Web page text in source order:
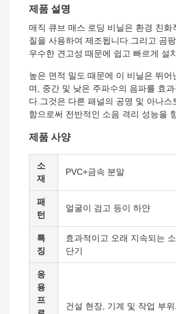
제품 설명
매직 큐브 매스 로딩 비닐은 환경 친화
질을 사용하여 제조됩니다.그리고 곰
우수한 견고성 때문에 쉽고 빠르게 설
높은 면적 밀도 때문에 이 비닐은 뛰어
며, 중간 및 낮은 주파수의 음파를 효
다.그것은 다른 패널의 공명 및 아나스
함으로써 전반적인 소음 격리 성능을
제품 사양
소
재
PVC+금속 분말
패
턴
얼굴이 검고 등이 하얀
특
징
효과적이고 오래 지속되는
단기
응
용
프
건설 현장, 기계 및 작업 부